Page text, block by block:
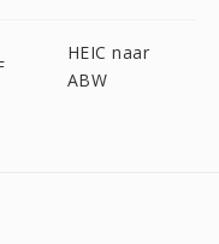
HEIC naar
ABW